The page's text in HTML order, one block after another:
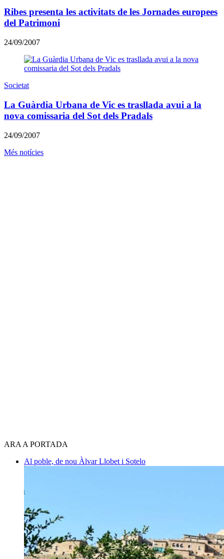
Ribes presenta les activitats de les Jornades europees
del Patrimoni
24/09/2007
Societat
La Guàrdia Urbana de Vic es trasllada avui a la
nova comissaria del Sot dels Pradals
24/09/2007
Més notícies
ARA A PORTADA
Al poble, de nou Àlvar Llobet i Sotelo